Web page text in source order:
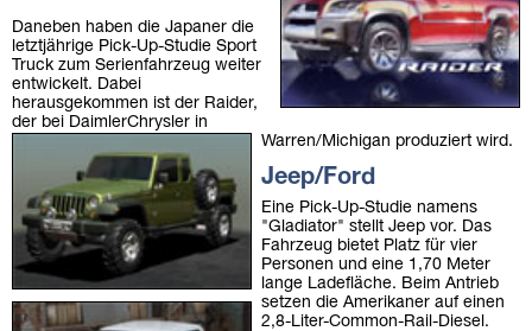
Daneben haben die Japaner die
letztjährige Pick-Up-Studie Sport
Truck zum Serienfahrzeug weiter
entwickelt. Dabei
herausgekommen ist der Raider,
der bei DaimlerChrysler in
Warren/Michigan produziert wird.
Jeep/Ford
Eine Pick-Up-Studie namens
"Gladiator" stellt Jeep vor. Das
Fahrzeug bietet Platz für vier
Personen und eine 1,70 Meter
lange Ladefläche. Beim Antrieb
setzen die Amerikaner auf einen
2,8-Liter-Common-Rail-Diesel.